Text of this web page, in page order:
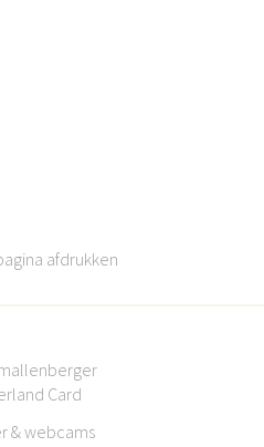
afdrukken
Card
& webcams